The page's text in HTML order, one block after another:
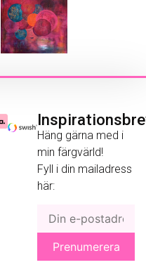
Häng gärna med i
min färgvärld!
Fyll i din mailadress
här: